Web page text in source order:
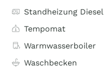
Standheizung Diesel
Tempomat
Warmwasserboiler
Waschbecken